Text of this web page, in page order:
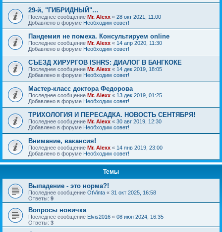
29-й, "ГИБРИДНЫЙ"…
Последнее сообщение Mr. Alexx « 28 окт 2021, 11:00
Добавлено в форуме Необходим совет!
Пандемия не помеха. Консультируем online
Последнее сообщение Mr. Alexx « 14 апр 2020, 11:30
Добавлено в форуме Необходим совет!
СЪЕЗД ХИРУРГОВ ISHRS: ДИАЛОГ В БАНГКОКЕ
Последнее сообщение Mr. Alexx « 14 дек 2019, 18:05
Добавлено в форуме Необходим совет!
Мастер-класс доктора Федорова
Последнее сообщение Mr. Alexx « 13 дек 2019, 01:25
Добавлено в форуме Необходим совет!
ТРИХОЛОГИЯ И ПЕРЕСАДКА. НОВОСТЬ СЕНТЯБРЯ!
Последнее сообщение Mr. Alexx « 30 авг 2019, 12:30
Добавлено в форуме Необходим совет!
Внимание, вакансия!
Последнее сообщение Mr. Alexx « 14 янв 2019, 23:00
Добавлено в форуме Необходим совет!
Темы
Выпадение - это норма?!
Последнее сообщение OtVinta « 31 окт 2025, 16:58
Ответы: 9
Вопросы новичка
Последнее сообщение Elvis2016 « 08 июн 2024, 16:35
Ответы: 3